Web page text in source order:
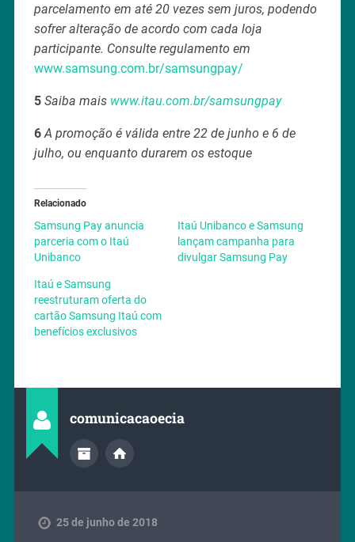
parcelamento em até 20 vezes sem juros, podendo
sofrer alteração de acordo com cada loja
participante. Consulte regulamento em
www.samsung.com.br/samsungpay/
5 Saiba mais www.itau.com.br/samsungpay
6 A promoção é válida entre 22 de junho e 6 de
julho, ou enquanto durarem os estoque
Relacionado
Samsung Pay anuncia
parceria com o Itaú
Unibanco
Itaú Unibanco e Samsung
lançam campanha para
divulgar Samsung Pay
Itaú e Samsung
reestruturam oferta do
cartão Samsung Itaú com
benefícios exclusivos
comunicacaoecia
25 de junho de 2018